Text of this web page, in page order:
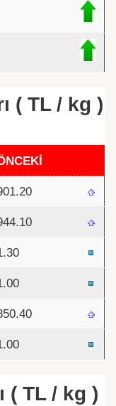
( TL / kg )
( TL / kg )